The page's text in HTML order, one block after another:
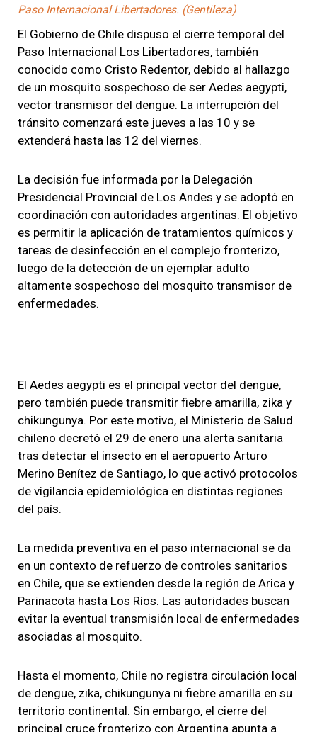
Paso Internacional Libertadores. (Gentileza)
El Gobierno de Chile dispuso el cierre temporal del
Paso Internacional Los Libertadores, también
conocido como Cristo Redentor, debido al hallazgo
de un mosquito sospechoso de ser Aedes aegypti,
vector transmisor del dengue. La interrupción del
tránsito comenzará este jueves a las 10 y se
extenderá hasta las 12 del viernes.
La decisión fue informada por la Delegación
Presidencial Provincial de Los Andes y se adoptó en
coordinación con autoridades argentinas. El objetivo
es permitir la aplicación de tratamientos químicos y
tareas de desinfección en el complejo fronterizo,
luego de la detección de un ejemplar adulto
altamente sospechoso del mosquito transmisor de
enfermedades.
El Aedes aegypti es el principal vector del dengue,
pero también puede transmitir fiebre amarilla, zika y
chikungunya. Por este motivo, el Ministerio de Salud
chileno decretó el 29 de enero una alerta sanitaria
tras detectar el insecto en el aeropuerto Arturo
Merino Benítez de Santiago, lo que activó protocolos
de vigilancia epidemiológica en distintas regiones
del país.
La medida preventiva en el paso internacional se da
en un contexto de refuerzo de controles sanitarios
en Chile, que se extienden desde la región de Arica y
Parinacota hasta Los Ríos. Las autoridades buscan
evitar la eventual transmisión local de enfermedades
asociadas al mosquito.
Hasta el momento, Chile no registra circulación local
de dengue, zika, chikungunya ni fiebre amarilla en su
territorio continental. Sin embargo, el cierre del
principal cruce fronterizo con Argentina apunta a